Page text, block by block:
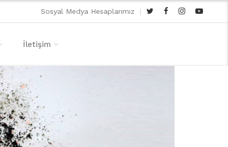
Sosyal Medya Hesaplarımız |
İletişim